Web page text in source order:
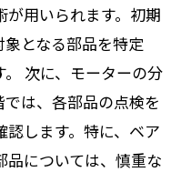
用いられます。初期
となる部品を特定
次に、モーターの分
は、各部品の点検を
します。特に、ベア
品については、慎重な